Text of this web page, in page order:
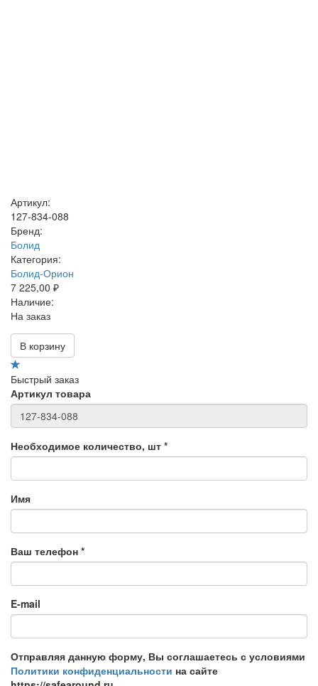
Артикул:
127-834-088
Бренд:
Болид
Категория:
Болид-Орион
7 225,00 ₽
Наличие:
На заказ
В корзину
Быстрый заказ
Артикул товара
Необходимое количество, шт *
Имя
Ваш телефон *
E-mail
Отправляя данную форму, Вы соглашаетесь с условиями
Политики конфиденциальности на сайте